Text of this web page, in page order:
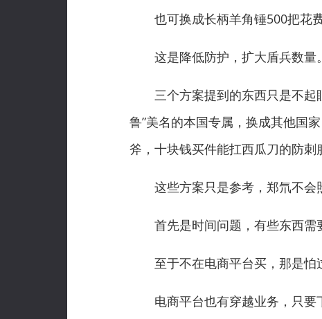
也可换成长柄羊角锤500把花费
这是降低防护，扩大盾兵数量。
三个方案提到的东西只是不起
鲁”美名的本国专属，换成其他国
斧，十块钱买件能扛西瓜刀的防刺
这些方案只是参考，郑氘不会
首先是时间问题，有些东西需
至于不在电商平台买，那是怕
电商平台也有穿越业务，只要